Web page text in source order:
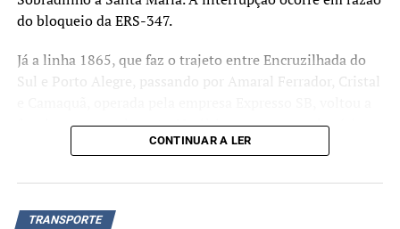
do bloqueio da ERS-347.
Já a linha 1865, que faz o trajeto entre Encruzilhada do
Sul e Porto Alegre, passando por Amaral Ferrador, Cristal
funcionar normalmente. Na última semana, os horários
das 5h e das 14h haviam sido suspensos
eventos meteorológicos na região.
CONTINUAR A LER
TRANSPORTE